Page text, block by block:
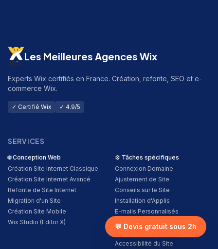
Les Meilleures Agences Wix
Experts Wix certifiés en France. Création, refonte, SEO et e-
commerce Wix.
✓ Certifié Wix ✓ 4.9/5
SERVICES
🌐 Conception Web
Création Site Internet Classique
Création Site Internet Avancé
Refonte de Site Internet
Migration d'un Site
Création Site Mobile
Wix Studio (Editor X)
⚙️ Tâches spécifiques
Connexion Domaine
Ajustement de Site
Conseils sur le Site
Installation d'Applis
E-mails Personnalisés
Pixel Facebook
Google Analytics
Accessibilité du Site
💬 Devis gratuit sous 2h
🟢Thomasde
vient de demander
un devis — il y a